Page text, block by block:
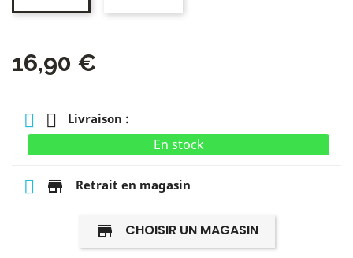
16,90 €
Livraison :
En stock
store Retrait en magasin
store CHOISIR UN MAGASIN